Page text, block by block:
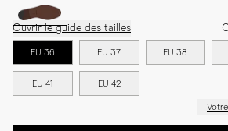
Ouvrir le guide des tailles
EU 36 EU 37 EU 38
EU 41 EU 42